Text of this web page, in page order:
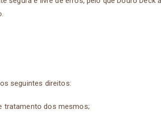
seguintes direitos:
tratamento dos mesmos;